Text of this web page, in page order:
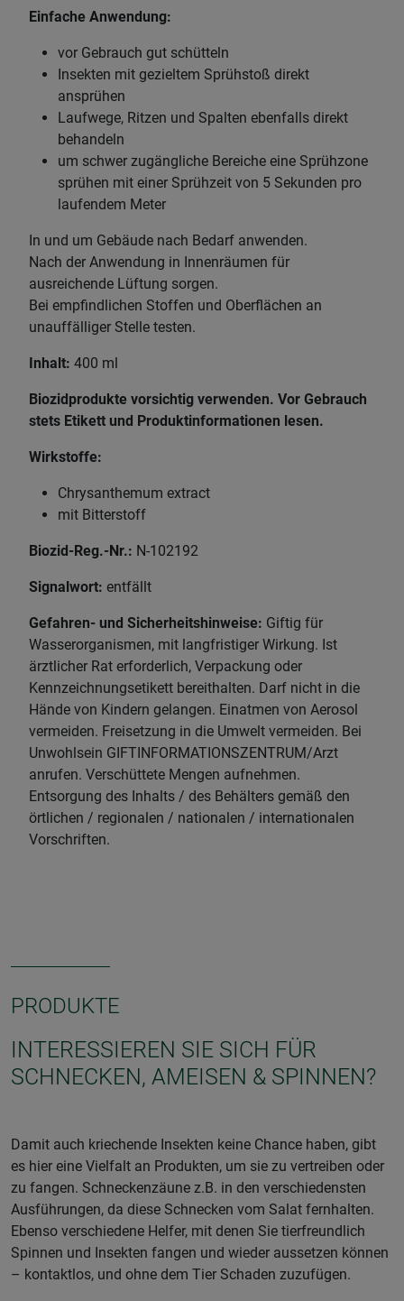
Einfache Anwendung:
vor Gebrauch gut schütteln
Insekten mit gezieltem Sprühstoß direkt
ansprühen
Laufwege, Ritzen und Spalten ebenfalls direkt
behandeln
um schwer zugängliche Bereiche eine Sprühzone
sprühen mit einer Sprühzeit von 5 Sekunden pro
laufendem Meter
In und um Gebäude nach Bedarf anwenden.
Nach der Anwendung in Innenräumen für
ausreichende Lüftung sorgen.
Bei empfindlichen Stoffen und Oberflächen an
unauffälliger Stelle testen.
Inhalt: 400 ml
Biozidprodukte vorsichtig verwenden. Vor Gebrauch
stets Etikett und Produktinformationen lesen.
Wirkstoffe:
Chrysanthemum extract
mit Bitterstoff
Biozid-Reg.-Nr.: N-102192
Signalwort: entfällt
Gefahren- und Sicherheitshinweise: Giftig für
Wasserorganismen, mit langfristiger Wirkung. Ist
ärztlicher Rat erforderlich, Verpackung oder
Kennzeichnungsetikett bereithalten. Darf nicht in die
Hände von Kindern gelangen. Einatmen von Aerosol
vermeiden. Freisetzung in die Umwelt vermeiden. Bei
Unwohlsein GIFTINFORMATIONSZENTRUM/Arzt
anrufen. Verschüttete Mengen aufnehmen.
Entsorgung des Inhalts / des Behälters gemäß den
örtlichen / regionalen / nationalen / internationalen
Vorschriften.
PRODUKTE
INTERESSIEREN SIE SICH FÜR
SCHNECKEN, AMEISEN & SPINNEN?
Damit auch kriechende Insekten keine Chance haben, gibt
es hier eine Vielfalt an Produkten, um sie zu vertreiben oder
zu fangen. Schneckenzäune z.B. in den verschiedensten
Ausführungen, da diese Schnecken vom Salat fernhalten.
Ebenso verschiedene Helfer, mit denen Sie tierfreundlich
Spinnen und Insekten fangen und wieder aussetzen können
– kontaktlos, und ohne dem Tier Schaden zuzufügen.